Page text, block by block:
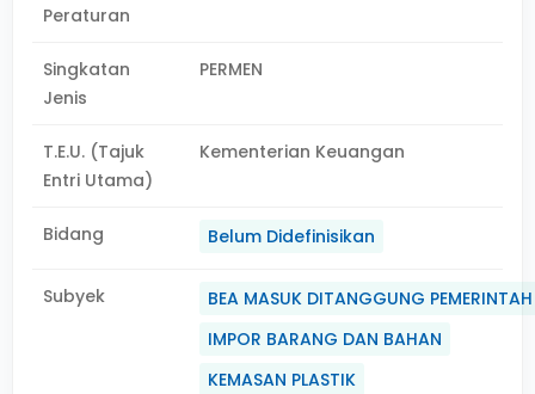
Peraturan
Singkatan
Jenis
PERMEN
T.E.U. (Tajuk
Entri Utama)
Kementerian Keuangan
Bidang Belum Didefinisikan
Subyek
BEA MASUK DITANGGUNG PEMERINTAH
IMPOR BARANG DAN BAHAN
KEMASAN PLASTIK